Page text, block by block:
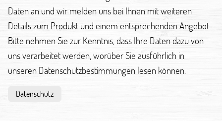
Daten an und wir melden uns bei Ihnen mit weiteren
Details zum Produkt und einem entsprechenden Angebot.
Bitte nehmen Sie zur Kenntnis, dass Ihre Daten dazu von
uns verarbeitet werden, worüber Sie ausführlich in
unseren Datenschutzbestimmungen lesen können.
Datenschutz